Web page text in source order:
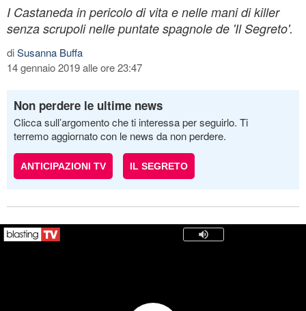
I Castaneda in pericolo di vita e nelle mani di killer
senza scrupoli nelle puntate spagnole de 'Il Segreto'.
diSusanna Buffa
14 gennaio 2019 alle ore 23:47
Non perdere le ultime news
Clicca sull’argomento che ti interessa per seguirlo. Ti
terremo aggiornato con le news da non perdere.
ANTICIPAZIONI TV IL SEGRETO